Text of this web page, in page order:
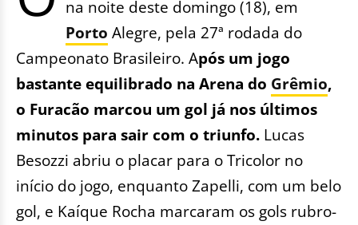
na noite deste domingo (18), em
Porto Alegre, pela 27ª rodada do
Campeonato Brasileiro. Após um jogo
bastante equilibrado na Arena do Grêmio,
o Furacão marcou um gol já nos últimos
minutos para sair com o triunfo. Lucas
Besozzi abriu o placar para o Tricolor no
início do jogo, enquanto Zapelli, com um belo
gol, e Kaíque Rocha marcaram os gols rubro-